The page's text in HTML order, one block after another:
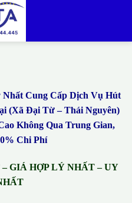
Cung Cấp Dịch Vụ Hút
(Xã Đại Từ – Thái Nguyên)
Không Qua Trung Gian,
Chi Phí
GIÁ HỢP LÝ NHẤT – UY